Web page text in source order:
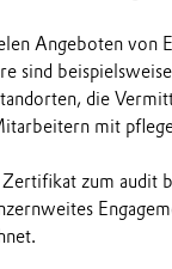
Angeboten von
sind
die
mit
zum audit